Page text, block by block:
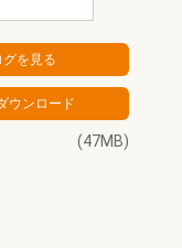
(47MB)